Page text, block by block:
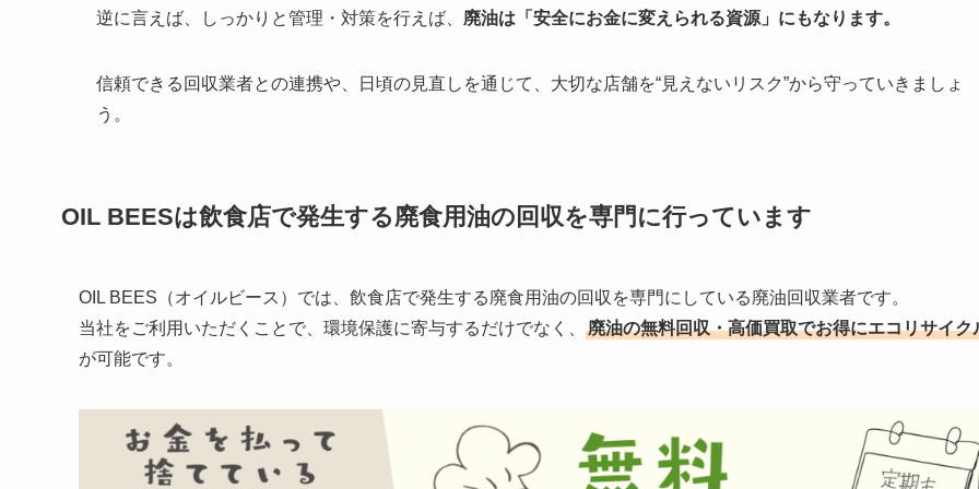
逆に言えば、しっかりと管理・対策を行えば、 廃油は「安全にお金に変えられる資源」にもなります。
信頼できる回収業者との連携や、日頃の見直しを通じて、大切な店舗を“見えないリスク”から守っていきましょ
う。
OIL BEESは飲食店で発生する廃食用油の回収を専門に行っています
OIL BEES（オイルビース）では、飲食店で発生する廃食用油の回収を専門にしている廃油回収業者です。
当社をご利用いただくことで、環境保護に寄与するだけでなく、
廃油の無料回収・高価買取でお得にエコリサイク
が可能です。